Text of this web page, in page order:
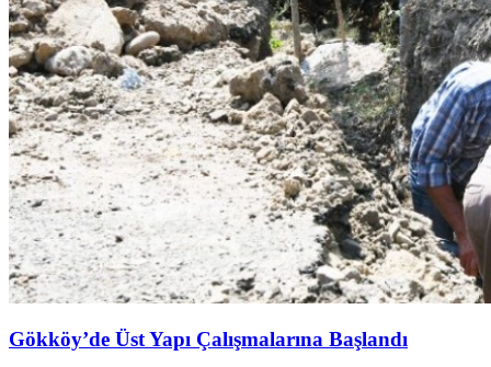
Gökköy’de Üst Yapı Çalışmalarına Başlandı